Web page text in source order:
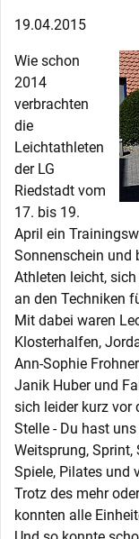
19.04.2015
Wie schon
2014
verbrachten
die
Leichtathleten
der LG
Riedstadt vom
17. bis 19.
April ein
Sonnenschein und
Athleten leicht,
an den Techniken
Mit dabei waren
Klosterhalfen,
Ann-Sophie
Janik Huber und
sich leider kurz vor
Stelle - Du hast
Weitsprung,
Spiele, Pilates und
Trotz des mehr
konnten alle